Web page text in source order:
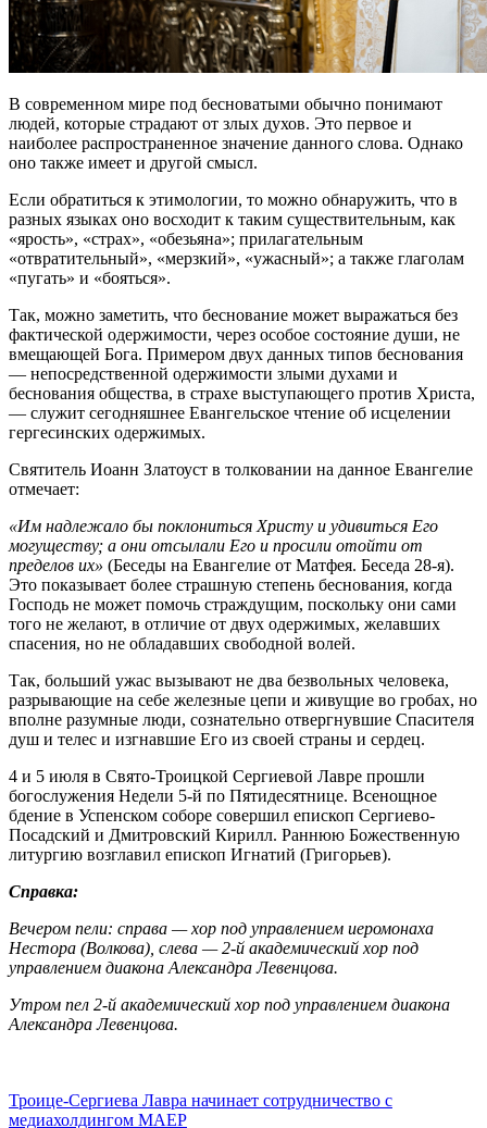
В современном мире под бесноватыми обычно понимают
людей, которые страдают от злых духов. Это первое и
наиболее распространенное значение данного слова. Однако
оно также имеет и другой смысл.
Если обратиться к этимологии, то можно обнаружить, что в
разных языках оно восходит к таким существительным, как
«ярость», «страх», «обезьяна»; прилагательным
«отвратительный», «мерзкий», «ужасный»; а также глаголам
«пугать» и «бояться».
Так, можно заметить, что беснование может выражаться без
фактической одержимости, через особое состояние души, не
вмещающей Бога. Примером двух данных типов беснования
— непосредственной одержимости злыми духами и
беснования общества, в страхе выступающего против Христа,
— служит сегодняшнее Евангельское чтение об исцелении
гергесинских одержимых.
Святитель Иоанн Златоуст в толковании на данное Евангелие
отмечает:
«Им надлежало бы поклониться Христу и удивиться Его
могуществу; а они отсылали Его и просили отойти от
пределов их» (Беседы на Евангелие от Матфея. Беседа 28-я).
Это показывает более страшную степень беснования, когда
Господь не может помочь страждущим, поскольку они сами
того не желают, в отличие от двух одержимых, желавших
спасения, но не обладавших свободной волей.
Так, больший ужас вызывают не два безвольных человека,
разрывающие на себе железные цепи и живущие во гробах, но
вполне разумные люди, сознательно отвергнувшие Спасителя
душ и телес и изгнавшие Его из своей страны и сердец.
4 и 5 июля в Свято-Троицкой Сергиевой Лавре прошли
богослужения Недели 5-й по Пятидесятнице. Всенощное
бдение в Успенском соборе совершил епископ Сергиево-
Посадский и Дмитровский Кирилл. Раннюю Божественную
литургию возглавил епископ Игнатий (Григорьев).
Справка:
Вечером пели: справа — хор под управлением иеромонаха
Нестора (Волкова), слева — 2-й академический хор под
управлением диакона Александра Левенцова.
Утром пел 2-й академический хор под управлением диакона
Александра Левенцова.
Троице-Сергиева Лавра начинает сотрудничество с
медиахолдингом МАЕР